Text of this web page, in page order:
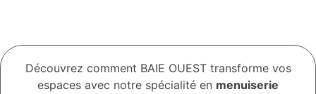
Découvrez comment BAIE OUEST transforme vos
espaces avec notre spécialité en menuiserie